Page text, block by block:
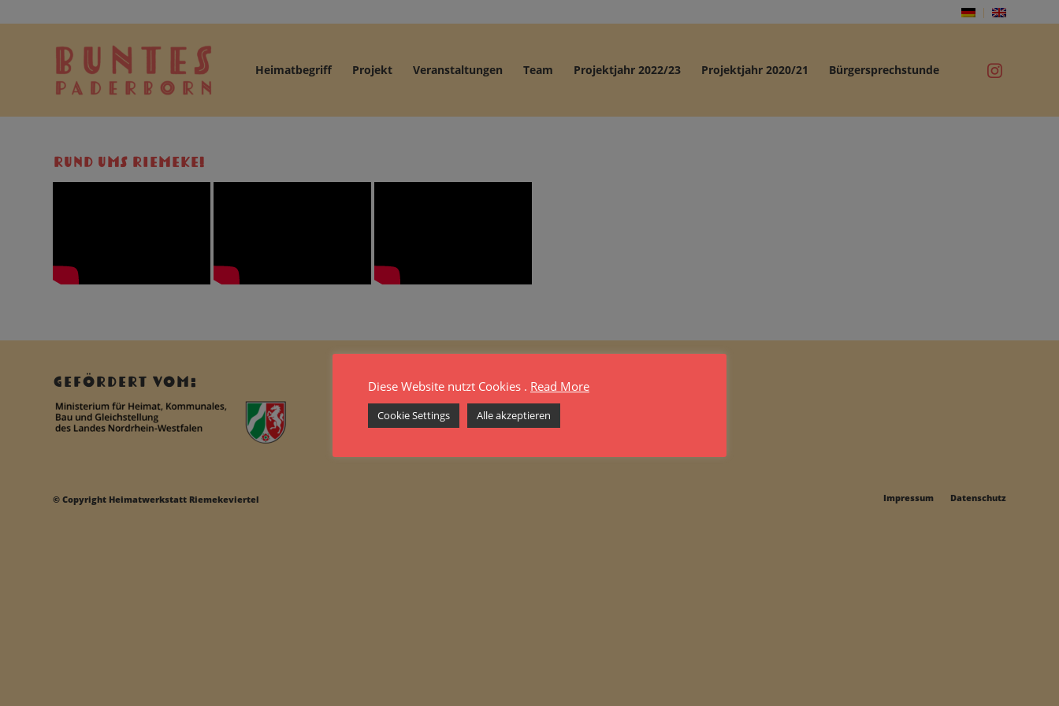
Heimatbegriff Projekt Veranstaltungen Team Projektjahr 2022/23 Projektjahr 2020/21 Bürgersprechstunde
RUND UMS RIEMEKE!
GEFÖRDERT VOM:
© Copyright Heimatwerkstatt Riemekeviertel Impressum Datenschutz
Diese Website nutzt Cookies . Read More
Cookie Settings Alle akzeptieren